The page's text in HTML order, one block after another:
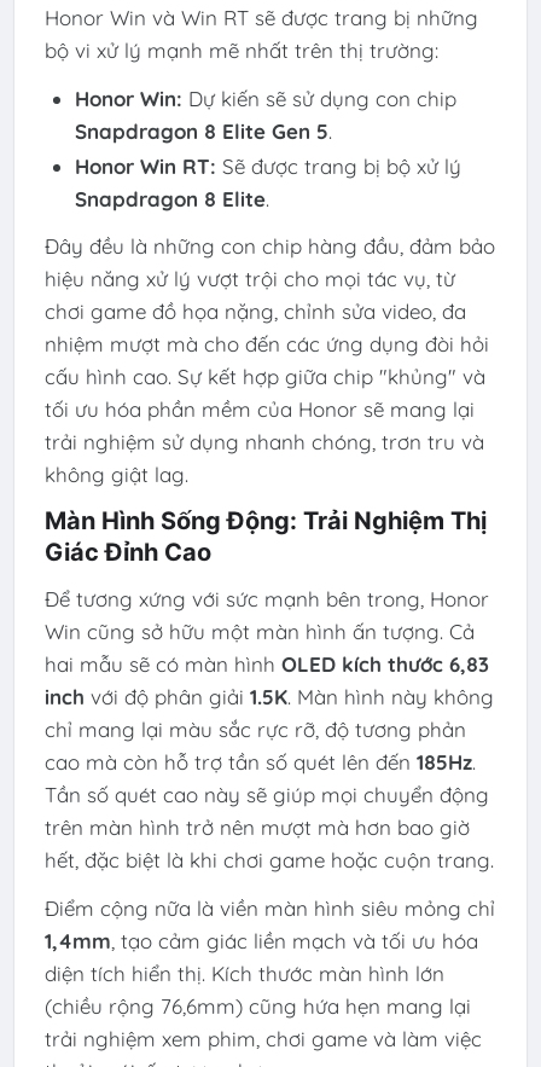
Honor Win và Win RT sẽ được trang bị những
bộ vi xử lý mạnh mẽ nhất trên thị trường:
Honor Win: Dự kiến sẽ sử dụng con chip
Snapdragon 8 Elite Gen 5.
Honor Win RT: Sẽ được trang bị bộ xử lý
Snapdragon 8 Elite.
Đây đều là những con chip hàng đầu, đảm bảo
hiệu năng xử lý vượt trội cho mọi tác vụ, từ
chơi game đồ họa nặng, chỉnh sửa video, đa
nhiệm mượt mà cho đến các ứng dụng đòi hỏi
cấu hình cao. Sự kết hợp giữa chip "khủng" và
tối ưu hóa phần mềm của Honor sẽ mang lại
trải nghiệm sử dụng nhanh chóng, trơn tru và
không giật lag.
Màn Hình Sống Động: Trải Nghiệm Thị
Giác Đỉnh Cao
Để tương xứng với sức mạnh bên trong, Honor
Win cũng sở hữu một màn hình ấn tượng. Cả
hai mẫu sẽ có màn hình OLED kích thước 6,83
inch với độ phân giải 1.5K. Màn hình này không
chỉ mang lại màu sắc rực rỡ, độ tương phản
cao mà còn hỗ trợ tần số quét lên đến 185Hz.
Tần số quét cao này sẽ giúp mọi chuyển động
trên màn hình trở nên mượt mà hơn bao giờ
hết, đặc biệt là khi chơi game hoặc cuộn trang.
Điểm cộng nữa là viền màn hình siêu mỏng chỉ
1,4mm , tạo cảm giác liền mạch và tối ưu hóa
diện tích hiển thị. Kích thước màn hình lớn
(chiều rộng 76,6mm) cũng hứa hẹn mang lại
trải nghiệm xem phim, chơi game và làm việc